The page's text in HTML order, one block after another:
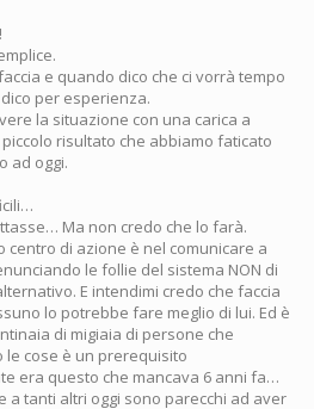
e quando dico che ci vorrà tempo
per esperienza.
la situazione con una carica a
risultato che abbiamo faticato
ad oggi.
Ma non credo che lo farà.
centro di azione è nel comunicare a
le follie del sistema NON di
E intendimi credo che faccia
lo potrebbe fare meglio di lui. Ed è
di migiaia di persone che
le cose è un prerequisito
era questo che mancava 6 anni fa…
a tanti altri oggi sono parecchi ad aver